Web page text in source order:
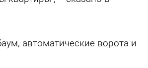
автоматические ворота и